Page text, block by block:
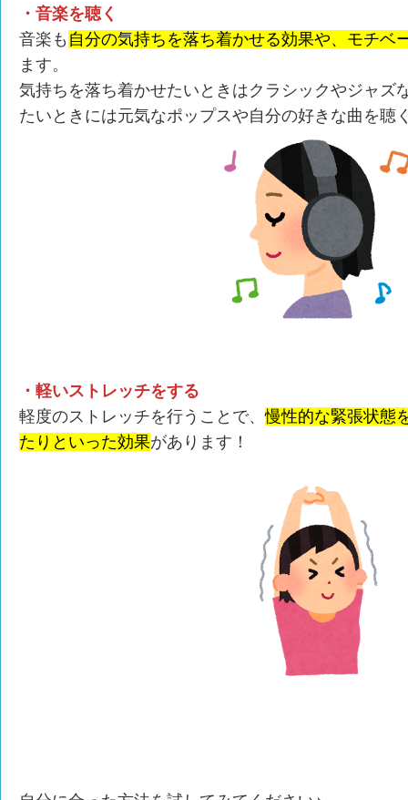
・音楽を聴く
音楽も 自分の気持ちを落ち着かせる効果や、モチベ
ます。
気持ちを落ち着かせたいときはクラシックやジャズ
たいときには元気なポップスや自分の好きな曲を聴
・軽いストレッチをする
軽度のストレッチを行うことで、慢性的な緊張状態
たりといった効果があります！